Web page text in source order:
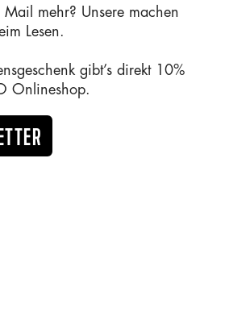
mehr? Unsere machen
Lesen.
gibt’s direkt 10%
Onlineshop.